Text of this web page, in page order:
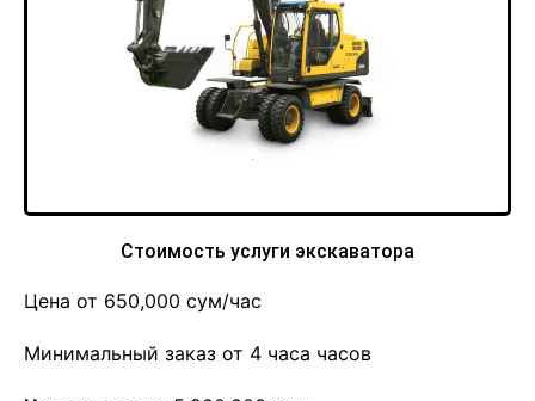
Стоимость услуги экскаватора
Цена от 650,000 сум/час
Минимальный заказ от 4 часа часов